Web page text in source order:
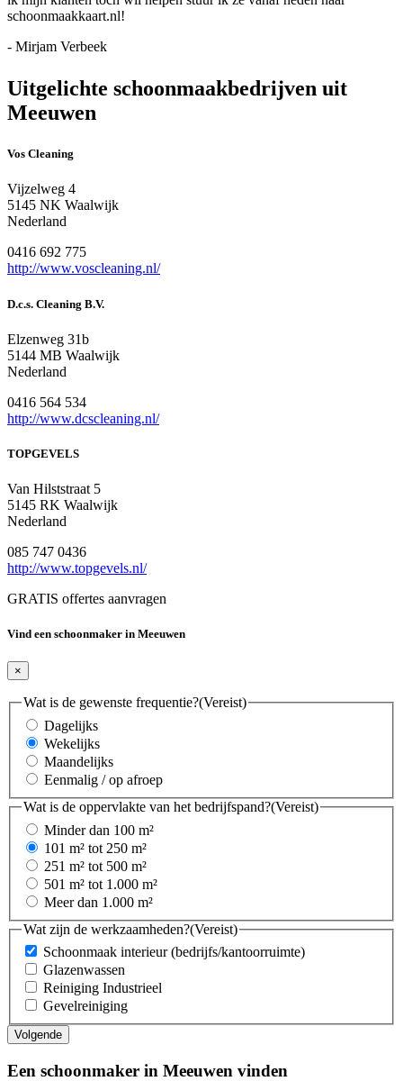
schoonmaakkaart.nl!
- Mirjam Verbeek
Uitgelichte schoonmaakbedrijven uit
Meeuwen
Vos Cleaning
Vijzelweg 4
5145 NK Waalwijk
Nederland
0416 692 775
http://www.voscleaning.nl/
D.c.s. Cleaning B.V.
Elzenweg 31b
5144 MB Waalwijk
Nederland
0416 564 534
http://www.dcscleaning.nl/
TOPGEVELS
Van Hilststraat 5
5145 RK Waalwijk
Nederland
085 747 0436
http://www.topgevels.nl/
GRATIS offertes aanvragen
Vind een schoonmaker in Meeuwen
×
Wat is de gewenste frequentie?(Vereist)
Dagelijks
Wekelijks
Maandelijks
Eenmalig / op afroep
Wat is de oppervlakte van het bedrijfspand?(Vereist)
Minder dan 100 m²
101 m² tot 250 m²
251 m² tot 500 m²
501 m² tot 1.000 m²
Meer dan 1.000 m²
Wat zijn de werkzaamheden?(Vereist)
Schoonmaak interieur (bedrijfs/kantoorruimte)
Glazenwassen
Reiniging Industrieel
Gevelreiniging
Een schoonmaker in Meeuwen vinden